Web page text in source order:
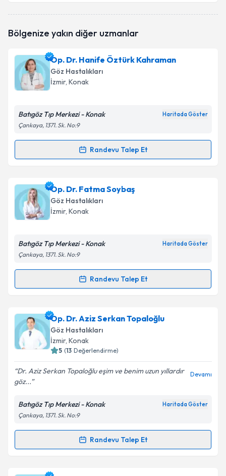
oluşturun. Size bu uzmandan randevu almanız için bir
E-posta Adresiniz
Kişisel verilerimin işlenmesine ilişkin
Aydınlatma
Metni'ni okudum ve kişisel verilerimin belirtilen
Bölgenize yakın diğer uzmanlar
Op. Dr. Hanife Öztürk Kahraman
Göz Hastalıkları
İzmir, Konak
Batıgöz Tıp Merkezi - Konak Haritada Göster
Çankaya, 1371. Sk. No:9
Randevu Talep Et
Randevu Takvimi Talebi
Op. Dr. Hanife Öztürk Kahraman
takvimi talebi oluşturun. Size bu uzmandan randevu
almanız için bir takvim hazırlandığında e-posta ile
bilgilendireceğiz.
Kişisel verilerimin işlenmesine ilişkinAydınlatma
kapsamda işlenmesini kabul ediyorum.
Takvim Talebini Gönder
Op. Dr. Fatma Soybaş
Göz Hastalıkları
İzmir, Konak
Batıgöz Tıp Merkezi - Konak Haritada Göster
Çankaya, 1371. Sk. No:9
Randevu Talep Et
Randevu Takvimi Talebi
Op. Dr. Fatma Soybaşiçin randevu takvimi talebi
oluşturun. Size bu uzmandan randevu almanız için bir
takvim hazırlandığında e-posta ile bilgilendireceğiz.
Kişisel verilerimin işlenmesine ilişkin
Aydınlatma
Metni'ni okudum ve kişisel verilerimin belirtilen
kapsamda işlenmesini kabul ediyorum.
Op. Dr. Aziz Serkan Topaloğlu
Göz Hastalıkları
İzmir, Konak
5 (13 Değerlendirme)
Dr. Aziz Serkan Topaloğlu eşim ve benim uzun yıllardır
göz...
Devamı
Batıgöz Tıp Merkezi - Konak Haritada Göster
Çankaya, 1371. Sk. No:9
Randevu Talep Et
Randevu Takvimi Talebi